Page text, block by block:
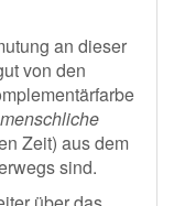
an dieser
von den
menschliche
Zeit) aus dem
sind.